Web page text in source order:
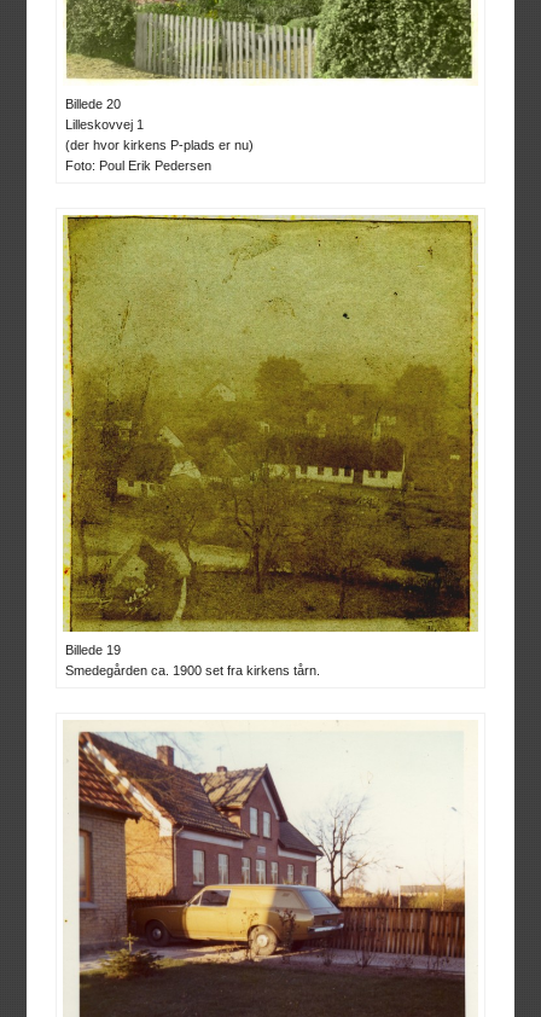
Billede 20
Lilleskovvej 1
(der hvor kirkens P-plads er nu)
Foto: Poul Erik Pedersen
Billede 19
Smedegården ca. 1900 set fra kirkens tårn.